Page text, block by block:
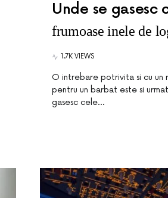
Unde se gasesc
frumoase inele de
1.7K VIEWS
O intrebare potrivita si cu un
pentru un barbat este si
gasesc cele…